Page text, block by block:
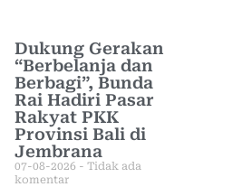
Dukung Gerakan
“Berbelanja dan
Berbagi”, Bunda
Rai Hadiri Pasar
Rakyat PKK
Provinsi Bali di
Jembrana
07-08-2026
Tidak ada
komentar